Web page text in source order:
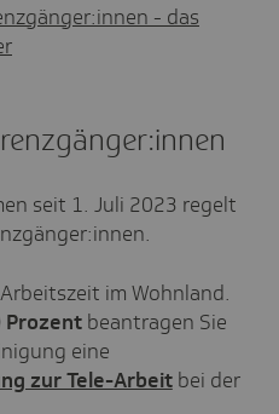
- das
seit 1. Juli 2023 regelt
im Wohnland.
Prozent beantragen Sie
eine
zur Tele-Arbeit bei der